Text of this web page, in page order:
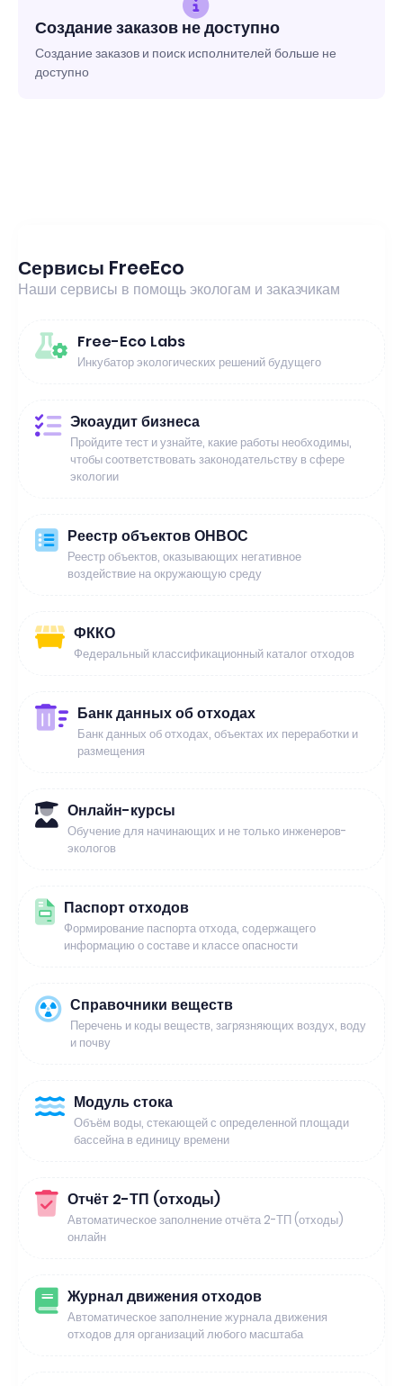
Создание заказов не доступно
Создание заказов и поиск исполнителей больше не
доступно
Сервисы FreeEco
Наши сервисы в помощь экологам и заказчикам
Free-Eco Labs
Инкубатор экологических решений будущего
Экоаудит бизнеса
Пройдите тест и узнайте, какие работы необходимы,
чтобы соответствовать законодательству в сфере
экологии
Реестр объектов ОНВОС
Реестр объектов, оказывающих негативное
воздействие на окружающую среду
ФККО
Федеральный классификационный каталог отходов
Банк данных об отходах
Банк данных об отходах, объектах их переработки и
размещения
Онлайн-курсы
Обучение для начинающих и не только инженеров-
экологов
Паспорт отходов
Формирование паспорта отхода, содержащего
информацию о составе и классе опасности
Справочники веществ
Перечень и коды веществ, загрязняющих воздух, воду
и почву
Модуль стока
Объём воды, стекающей с определенной площади
бассейна в единицу времени
Отчёт 2-ТП (отходы)
Автоматическое заполнение отчёта 2-ТП (отходы)
онлайн
Журнал движения отходов
Автоматическое заполнение журнала движения
отходов для организаций любого масштаба